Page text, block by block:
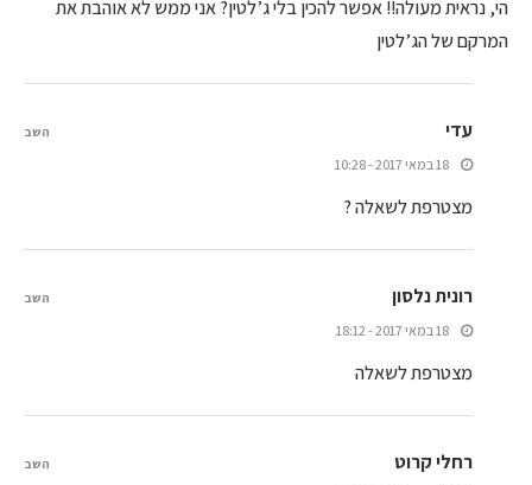
הי, נראית מעולה!! אפשר להכין בלי ג’לטין? אני ממש לא אוהבת את
המרקם של הג’לטין
עדי
18 במאי 2017 - 10:28
מצטרפת לשאלה ?
השב
רונית נלסון
18 במאי 2017 - 18:12
מצטרפת לשאלה
השב
רחלי קרוט השב